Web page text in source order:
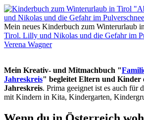
Mein neues Kinderbuch zum Winterurlaub
Tirol. Lilly und Nikolas und die Gefahr im
Verena Wagner
Mein Kreativ- und Mitmachbuch "
Jahreskreis" begleitet Eltern und Kinder
Jahreskreis. Prima geeignet ist es auch für
mit Kindern in Kita, Kindergarten,